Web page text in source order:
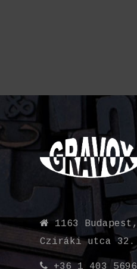
1163 Budapest,
Cziráki utca 32.
+36 1 403 5696